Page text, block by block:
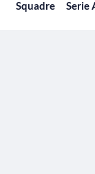
Squadre Serie